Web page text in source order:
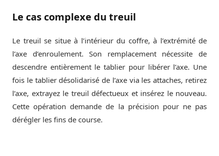
Le cas complexe du treuil
Le treuil se situe à l’intérieur du coffre, à l’extrémité de
l’axe d’enroulement. Son remplacement nécessite de
descendre entièrement le tablier pour libérer l’axe. Une
fois le tablier désolidarisé de l’axe via les attaches, retirez
l’axe, extrayez le treuil défectueux et insérez le nouveau.
Cette opération demande de la précision pour ne pas
dérégler les fins de course.